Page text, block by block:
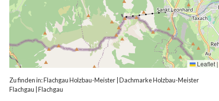
Leaflet|
Zu finden in:Flachgau Holzbau-Meister|Dachmarke Holzbau-Meister
Flachgau |Flachgau